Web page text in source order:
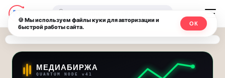
Последние
новости
и
обновления
потока:
Москвичи.net
—
Главный
столичный
🔍
МЕДИАБИРЖА
QUANTUM NODE v41
🍪 Мы используем файлы куки для авторизации и
быстрой работы сайта.
ОК